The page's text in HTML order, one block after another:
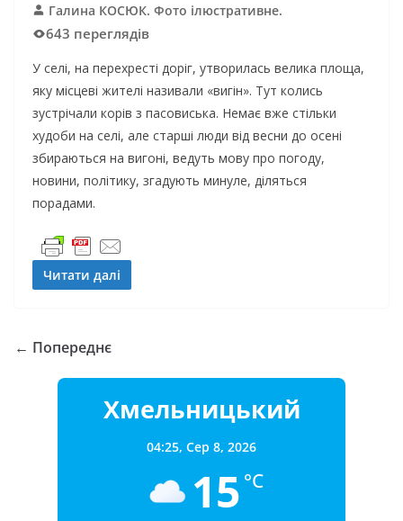
Галина КОСЮК. Фото ілюстративне.
643 переглядів
У селі, на перехресті доріг, утворилась велика площа,
яку місцеві жителі називали «вигін». Тут колись
зустрічали корів з пасовиська. Немає вже стільки
худоби на селі, але старші люди від весни до осені
збираються на вигоні, ведуть мову про погоду,
новини, політику, згадують минуле, діляться
порадами.
Читати далі
← Попереднє
Хмельницький
04:25, Сер 8, 2026
15 °C